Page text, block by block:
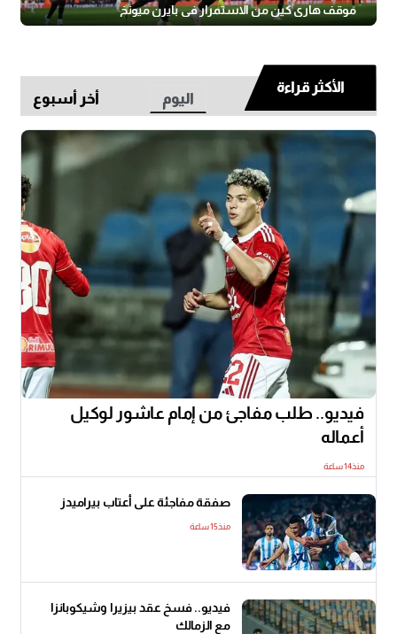
موقف هاري كين من الاستمرار في بايرن ميونخ
الأكثر قراءة
اليوم أخر أسبوع
فيديو.. طلب مفاجئ من إمام عاشور لوكيل
أعماله
منذ14 ساعة
صفقة مفاجئة على أعتاب بيراميدز
منذ15 ساعة
فيديو.. فسخ عقد بيزيرا وشيكوبانزا
مع الزمالك